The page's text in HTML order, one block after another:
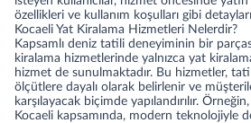
özellikleri ve kullanım koşulları gibi
Kocaeli Yat Kiralama Hizmetleri Nelerdir?
Kapsamlı deniz tatili deneyiminin bir
kiralama hizmetlerinde yalnızca yat
hizmet de sunulmaktadır. Bu hizmetler,
ölçütlere dayalı olarak belirlenir ve
karşılayacak biçimde yapılandırılır.
Kocaeli kapsamında, modern teknolojiyle